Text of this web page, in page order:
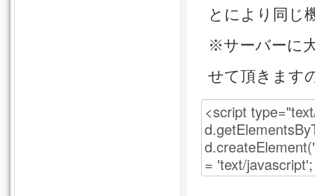
とにより同じ
※サーバーに
せて頂きます